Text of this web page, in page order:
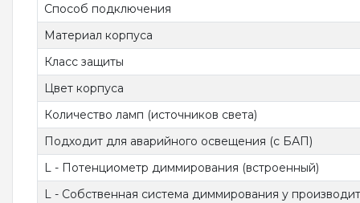
Способ подключения
Материал корпуса
Класс защиты
Цвет корпуса
Количество ламп (источников света)
Подходит для аварийного освещения (с БАП)
L - Потенциометр диммирования (встроенный)
L - Собственная система диммирования у